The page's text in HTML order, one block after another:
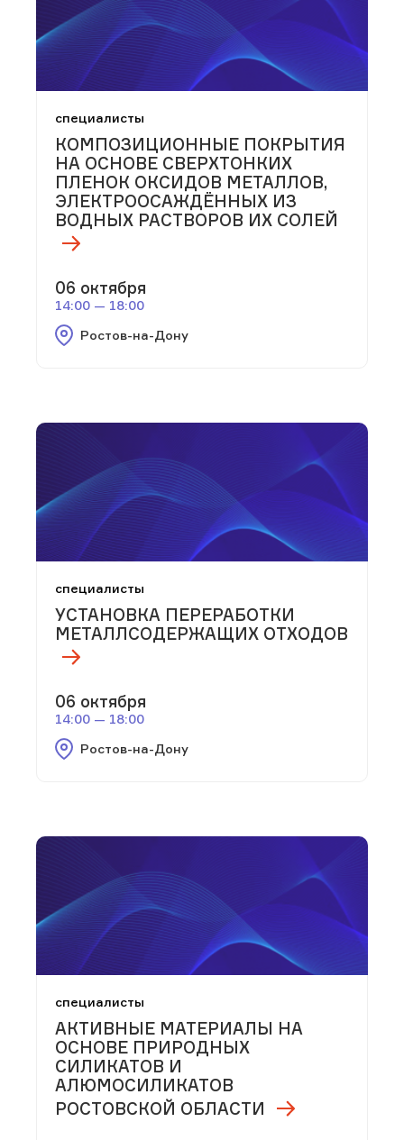
специалисты
КОМПОЗИЦИОННЫЕ ПОКРЫТИЯ
НА ОСНОВЕ СВЕРХТОНКИХ
ПЛЕНОК ОКСИДОВ МЕТАЛЛОВ,
ЭЛЕКТРООСАЖДЁННЫХ ИЗ
ВОДНЫХ РАСТВОРОВ ИХ СОЛЕЙ
06 октября
14:00 — 18:00
Ростов-на-Дону
специалисты
УСТАНОВКА ПЕРЕРАБОТКИ
МЕТАЛЛСОДЕРЖАЩИХ ОТХОДОВ
06 октября
14:00 — 18:00
Ростов-на-Дону
специалисты
АКТИВНЫЕ МАТЕРИАЛЫ НА
ОСНОВЕ ПРИРОДНЫХ
СИЛИКАТОВ И
АЛЮМОСИЛИКАТОВ
РОСТОВСКОЙ ОБЛАСТИ